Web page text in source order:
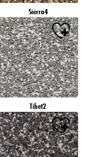
Sierra4
Tibet2